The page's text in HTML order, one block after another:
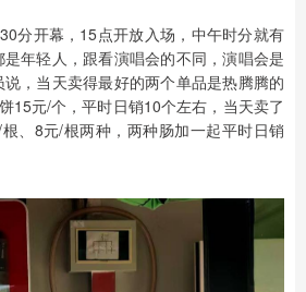
分开幕，15点开放入场，中午时分就有
年轻人，跟看演唱会的不同，演唱会是
，当天卖得最好的两个单品是热腾腾的
15元/个，平时日销10个左右，当天卖了
、8元/根两种，两种肠加一起平时日销